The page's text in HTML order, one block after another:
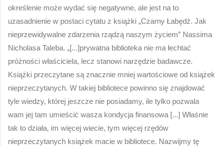
określenie może wydać się negatywne, ale jest na to
uzasadnienie w postaci cytatu z książki „Czarny Łabędź. Jak
nieprzewidywalne zdarzenia rządzą naszym życiem” Nassima
Nicholasa Taleba. „[...]prywatna biblioteka nie ma łechtać
próżności właściciela, lecz stanowi narzędzie badawcze.
Książki przeczytane są znacznie mniej wartościowe od książek
nieprzeczytanych. W takiej bibliotece powinno się znajdować
tyle wiedzy, której jeszcze nie posiadamy, ile tylko pozwala
wam jej tam umieścić wasza kondycja finansowa [...] Właśnie
tak to działa, im więcej wiecie, tym więcej rzędów
nieprzeczytanych książek macie w bibliotece. Nazwijmy tę